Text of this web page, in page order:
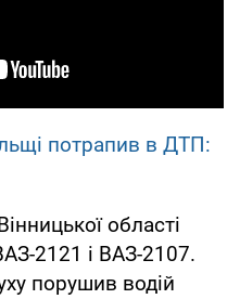
потрапив в ДТП:
області
2121 і ВАЗ-2107.
порушив водій